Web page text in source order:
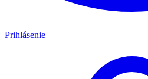
Prihlásenie